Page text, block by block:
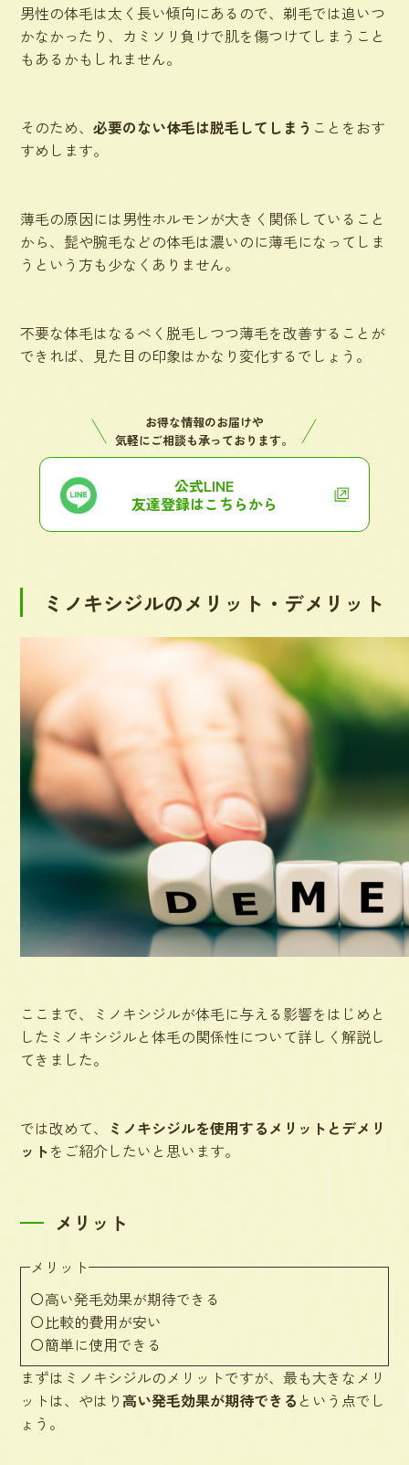
男性の体毛は太く長い傾向にあるので、剃毛では追いつ
かなかったり、カミソリ負けで肌を傷つけてしまうこと
もあるかもしれません。
そのため、必要のない体毛は脱毛してしまう ことをおす
すめします。
薄毛の原因には男性ホルモンが大きく関係していること
から、髭や腕毛などの体毛は濃いのに薄毛になってしま
うという方も少なくありません。
不要な体毛はなるべく脱毛しつつ薄毛を改善することが
できれば、見た目の印象はかなり変化するでしょう。
お得な情報のお届けや
気軽にご相談も承っております。
公式LINE
友達登録はこちらから
ミノキシジルのメリット・デメリット
ここまで、ミノキシジルが体毛に与える影響をはじめと
したミノキシジルと体毛の関係性について詳しく解説し
てきました。
では改めて、
ミノキシジルを使用するメリットとデメリ
ットをご紹介したいと思います。
メリット
メリット
〇高い発毛効果が期待できる
〇比較的費用が安い
〇簡単に使用できる
まずはミノキシジルのメリットですが、最も大きなメリ
ットは、やはり高い発毛効果が期待できる という点でし
ょう。